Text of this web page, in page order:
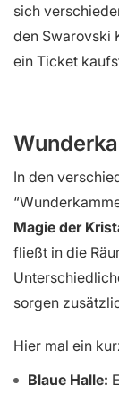
sich
den Swarovski
ein Ticket
In den
Magie der
fließt in die
sorgen
Hier mal ein
Blaue Halle: